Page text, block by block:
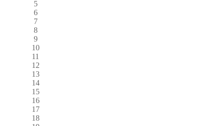
5
6
7
8
9
10
11
12
13
14
15
16
17
18